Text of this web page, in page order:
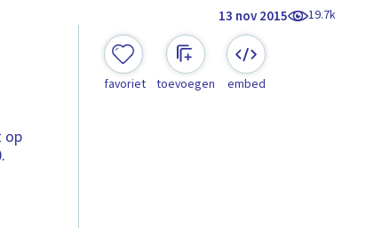
13 nov 2015 19.7k
op
favoriet toevoegen embed